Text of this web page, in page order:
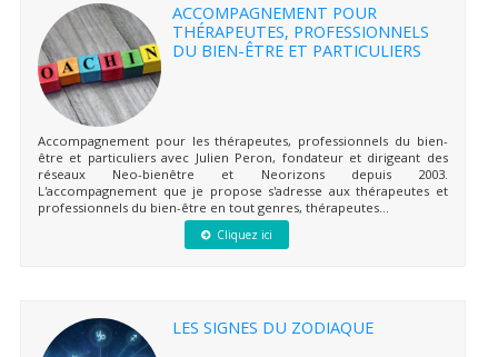
ACCOMPAGNEMENT POUR
THÉRAPEUTES, PROFESSIONNELS
DU BIEN-ÊTRE ET PARTICULIERS
Accompagnement pour les thérapeutes, professionnels du bien-
être et particuliers avec Julien Peron, fondateur et dirigeant des
réseaux Neo-bienêtre et Neorizons depuis 2003.
L'accompagnement que je propose s'adresse aux thérapeutes et
professionnels du bien-être en tout genres, thérapeutes...
Cliquez ici
LES SIGNES DU ZODIAQUE